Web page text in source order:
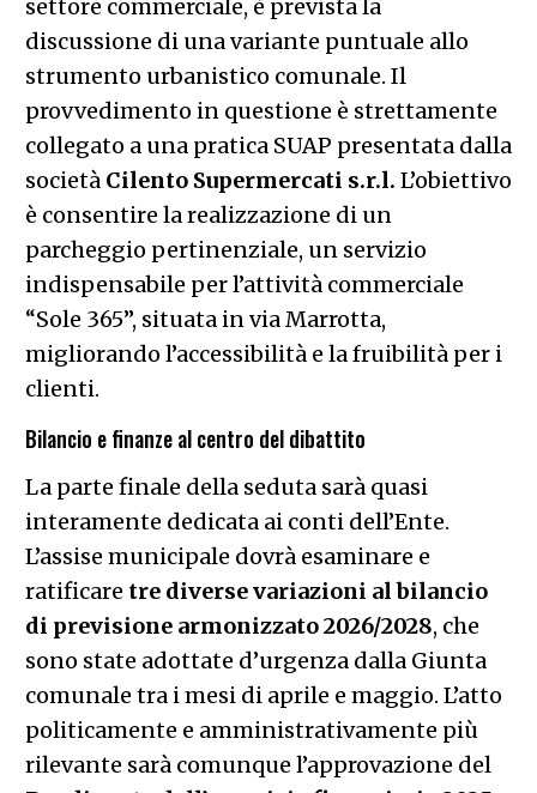
settore commerciale, è prevista la
discussione di una variante puntuale allo
strumento urbanistico comunale. Il
provvedimento in questione è strettamente
collegato a una pratica SUAP presentata dalla
società Cilento Supermercati s.r.l. L’obiettivo
è consentire la realizzazione di un
parcheggio pertinenziale, un servizio
indispensabile per l’attività commerciale
“Sole 365”, situata in via Marrotta,
migliorando l’accessibilità e la fruibilità per i
clienti.
Bilancio e finanze al centro del dibattito
La parte finale della seduta sarà quasi
interamente dedicata ai conti dell’Ente.
L’assise municipale dovrà esaminare e
ratificare tre diverse variazioni al bilancio
di previsione armonizzato 2026/2028, che
sono state adottate d’urgenza dalla Giunta
comunale tra i mesi di aprile e maggio. L’atto
politicamente e amministrativamente più
rilevante sarà comunque l’approvazione del